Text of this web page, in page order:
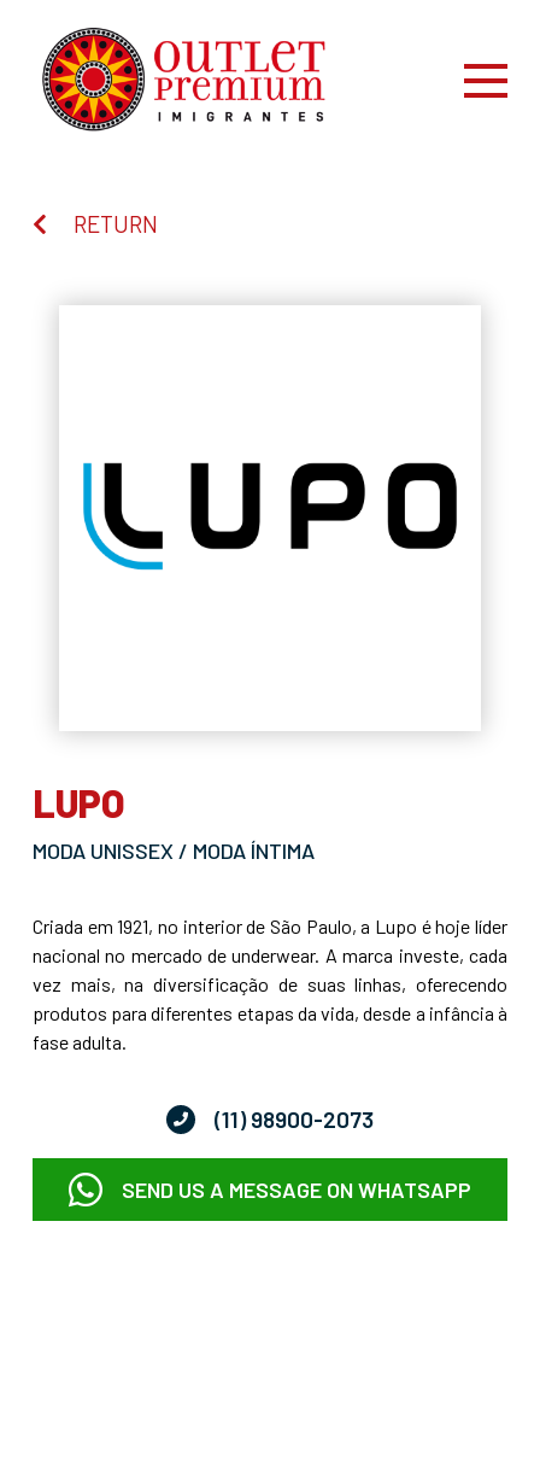
RETURN
LUPO
MODA UNISSEX / MODA ÍNTIMA
Criada em 1921, no interior de São Paulo, a Lupo é hoje líder
nacional no mercado de underwear. A marca investe, cada
vez mais, na diversificação de suas linhas, oferecendo
produtos para diferentes etapas da vida, desde a infância à
fase adulta.
(11) 98900-2073
SEND US A MESSAGE ON WHATSAPP